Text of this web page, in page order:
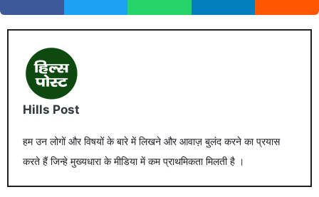
Hills Post
हम उन लोगों और विषयों के बारे में लिखने और आवाज़ बुलंद करने का प्रयास
करते हैं जिन्हे मुख्यधारा के मीडिया में कम प्राथमिकता मिलती है ।